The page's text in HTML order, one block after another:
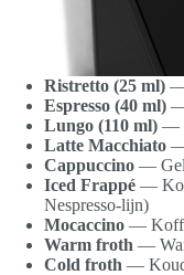
Ristretto (25 ml) —
Espresso (40 ml) —
Lungo (110 ml) —
Latte Macchiato —
Cappuccino —
Iced Frappé —
Nespresso-lijn)
Mocaccino —
Warm froth —
Cold froth — Koud